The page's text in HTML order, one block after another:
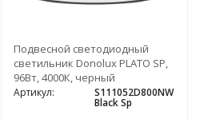
Подвесной светодиодный
светильник Donolux PLATO SP,
96Вт, 4000К, черный
Артикул: S111052D800NW
Black Sp